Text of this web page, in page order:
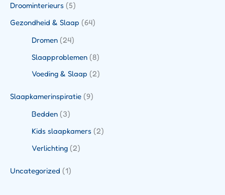
Droominterieurs (5)
Gezondheid & Slaap (64)
Dromen(24)
Slaapproblemen(8)
Voeding & Slaap (2)
Slaapkamerinspiratie (9)
Bedden(3)
Kids slaapkamers(2)
Verlichting(2)
Uncategorized (1)